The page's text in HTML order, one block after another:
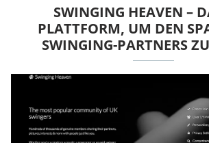
SWINGING HEAVEN –
PLATTFORM, UM DEN
WINGING-PARTNERS ZU